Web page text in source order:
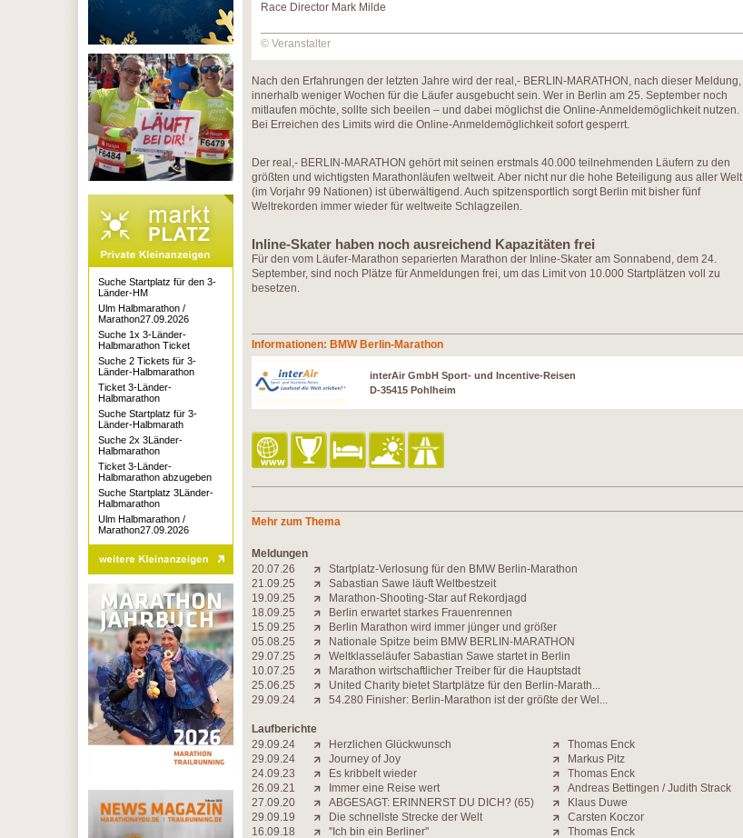
Race Director Mark Milde
© Veranstalter
Nach den Erfahrungen der letzten Jahre wird der real,- BERLIN-MARATHON, nach dieser Meldung,
innerhalb weniger Wochen für die Läufer ausgebucht sein. Wer in Berlin am 25. September noch
mitlaufen möchte, sollte sich beeilen – und dabei möglichst die Online-Anmeldemöglichkeit nutzen.
Bei Erreichen des Limits wird die Online-Anmeldemöglichkeit sofort gesperrt.
Der real,- BERLIN-MARATHON gehört mit seinen erstmals 40.000 teilnehmenden Läufern zu den
größten und wichtigsten Marathonläufen weltweit. Aber nicht nur die hohe Beteiligung aus aller Welt
(im Vorjahr 99 Nationen) ist überwältigend. Auch spitzensportlich sorgt Berlin mit bisher fünf
Weltrekorden immer wieder für weltweite Schlagzeilen.
Inline-Skater haben noch ausreichend Kapazitäten frei
Für den vom Läufer-Marathon separierten Marathon der Inline-Skater am Sonnabend, dem 24.
September, sind noch Plätze für Anmeldungen frei, um das Limit von 10.000 Startplätzen voll zu
besetzen.
Informationen: BMW Berlin-Marathon
interAir GmbH Sport- und Incentive-Reisen
D-35415 Pohlheim
Mehr zum Thema
Meldungen
20.07.26
Startplatz-Verlosung für den BMW Berlin-Marathon
21.09.25
Sabastian Sawe läuft Weltbestzeit
19.09.25
Marathon-Shooting-Star auf Rekordjagd
18.09.25
Berlin erwartet starkes Frauenrennen
15.09.25
Berlin Marathon wird immer jünger und größer
05.08.25
Nationale Spitze beim BMW BERLIN-MARATHON
29.07.25
Weltklasseläufer Sabastian Sawe startet in Berlin
10.07.25
Marathon wirtschaftlicher Treiber für die Hauptstadt
25.06.25
United Charity bietet Startplätze für den Berlin-Marath...
29.09.24
54.280 Finisher: Berlin-Marathon ist der größte der Wel...
Laufberichte
29.09.24
Herzlichen Glückwunsch
Thomas Enck
29.09.24
Journey of Joy
Markus Pitz
24.09.23
Es kribbelt wieder
Thomas Enck
26.09.21
Immer eine Reise wert
Andreas Bettingen / Judith Strack
27.09.20
ABGESAGT: ERINNERST DU DICH? (65)
Klaus Duwe
29.09.19
Die schnellste Strecke der Welt
Carsten Koczor
16.09.18
''Ich bin ein Berliner'' Thomas Enck
Suche Startplatz für den 3-
Länder-HM
Ulm Halbmarathon /
Marathon27.09.2026
Suche 1x 3-Länder-
Halbmarathon Ticket
Suche 2 Tickets für 3-
Länder-Halbmarathon
Ticket 3-Länder-
Halbmarathon
Suche Startplatz für 3-
Länder-Halbmarath
Suche 2x 3Länder-
Halbmarathon
Ticket 3-Länder-
Halbmarathon abzugeben
Suche Startplatz 3Länder-
Halbmarathon
Ulm Halbmarathon /
Marathon27.09.2026